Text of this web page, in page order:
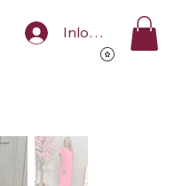
Inloggen